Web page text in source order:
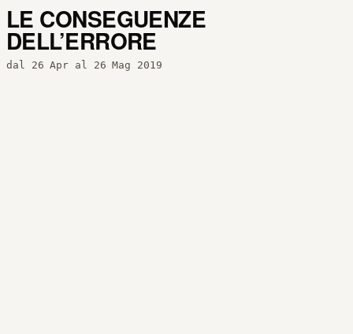
LE CONSEGUENZE
DELL’ERRORE
dal 26 Apr al 26 Mag 2019